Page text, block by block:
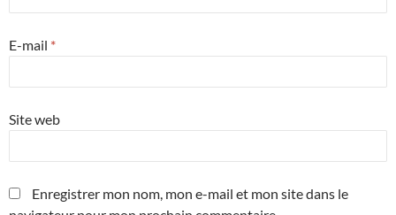
E-mail *
Site web
Enregistrer mon nom, mon e-mail et mon site dans le